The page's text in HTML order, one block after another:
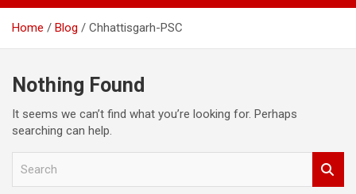
Home Blog Chhattisgarh-PSC
Nothing Found
It seems we can’t find what you’re looking for. Perhaps
searching can help.